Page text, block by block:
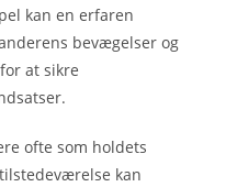
kan en erfaren
bevægelser og
at sikre
ofte som holdets
kan